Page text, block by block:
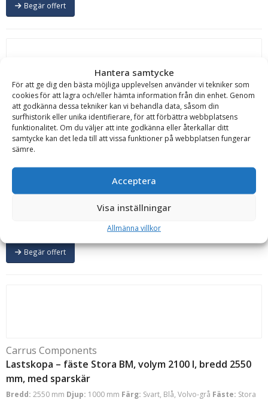
Hantera samtycke
För att ge dig den bästa möjliga upplevelsen använder vi tekniker som
cookies för att lagra och/eller hämta information från din enhet. Genom
att godkänna dessa tekniker kan vi behandla data, såsom din
surfhistorik eller unika identifierare, för att förbättra webbplatsens
funktionalitet. Om du väljer att inte godkänna eller återkallar ditt
samtycke kan det leda till att vissa funktioner på webbplatsen fungerar
sämre.
Acceptera
Visa inställningar
Allmänna villkor
Begär offert
Carrus Components
Lastskopa – fäste Stora BM, volym 2100 l, bredd 2500
mm, med tänder
Bredd:
Tandsystem:
SverigeVikt: 1000 kg
Läs mer
Begär offert
Carrus Components
Lastskopa – fäste Stora BM, volym 2100 l, bredd 2550
mm, med sparskär
Bredd: 2550 mm Djup: 1000 mm Färg: Svart, Blå, Volvo-grå Fäste: Stora